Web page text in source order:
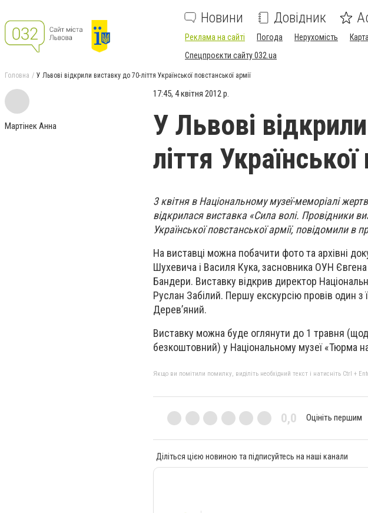
Новини Довідник
Реклама на сайті Погода Нерухомість
Спецпроєкти сайту 032.ua
Головна У Львові відкрили виставку до 70-ліття Української повстанської армії
Мартінек Анна
17:45, 4 квітня 2012 р.
У Львові
ліття
3 квітня в Національному музеї-меморіалі
відкрилася виставка «Сила волі. Провідники
Української повстанської армії, повідомили в
На виставці можна побачити фото та архівні
Шухевича і Василя Кука, засновника ОУН
Бандери. Виставку відкрив директор
Руслан Забілий. Першу екскурсію провів один з
Дерев’яний.
Виставку можна буде оглянути до 1 травня
безкоштовний) у Національному музеї «Тюрма
Якщо ви помітили помилку, виділіть необхідний текст і натисніть Ctrl +
0,0 Оцініть першим
Діліться цією новиною та підписуйтесь на наші канали